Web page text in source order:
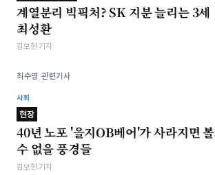
계열분리 빅픽처? SK 지분 늘리는 3세
최성환
김보현 기자
최수영 관련기사
사회
현장
40년 노포 '을지OB베어'가 사라지면 볼
수 없을 풍경들
김보현 기자